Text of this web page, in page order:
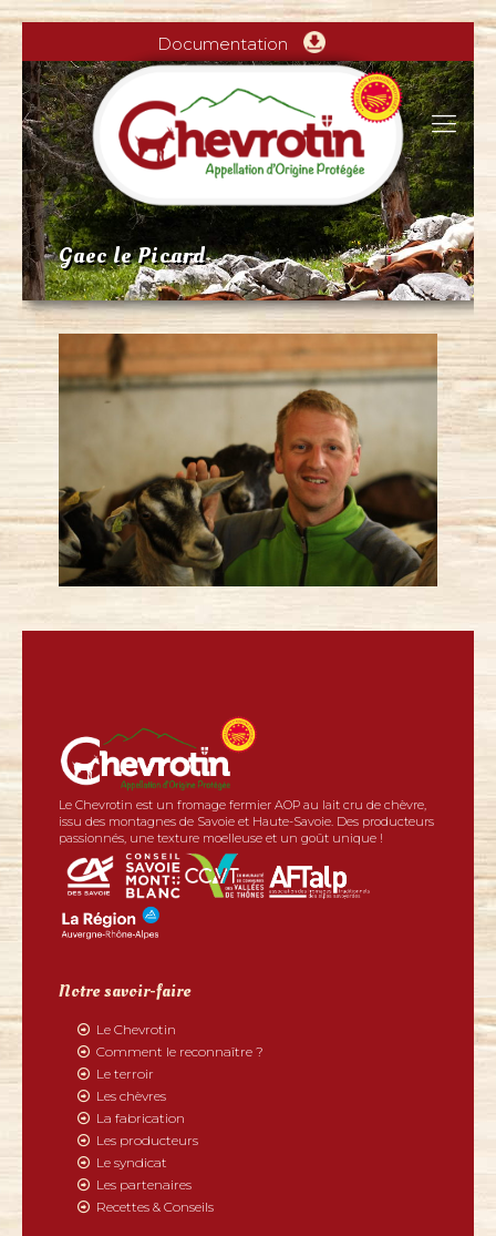
Documentation
Gaec le Picard
Le Chevrotin est un fromage fermier AOP au lait cru de chèvre,
issu des montagnes de Savoie et Haute-Savoie. Des producteurs
passionnés, une texture moelleuse et un goût unique !
Notre savoir-faire
Le Chevrotin
Comment le reconnaître ?
Le terroir
Les chèvres
La fabrication
Les producteurs
Le syndicat
Les partenaires
Recettes & Conseils